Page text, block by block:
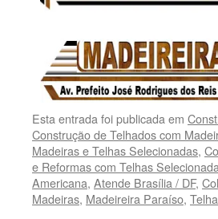
Esta entrada foi publicada em
Construção de Telhados com
Madeiras e Telhas Selecionadas,
e Reformas com Telhas
Americana, Atende Brasília / DF,
Madeiras, Madeireira Paraíso,